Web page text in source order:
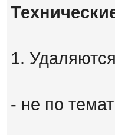
1.
- не по